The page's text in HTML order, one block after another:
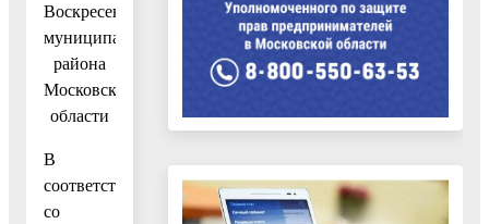
Воскресенского
муниципального
района
Московской
области
В
соответствии
со